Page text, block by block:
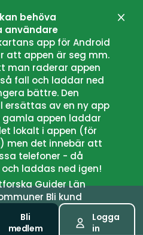
behöva
användare
app för Android
att appen är seg mm.
man raderar appen
fall och laddar ned
bättre. Den
ersättas av en ny app
gamla appen laddar
lokalt i appen (för
men det innebär att
telefoner - då
laddas ned igen!
GuiderLän
Bli kund
Bli
medlem
Logga
in